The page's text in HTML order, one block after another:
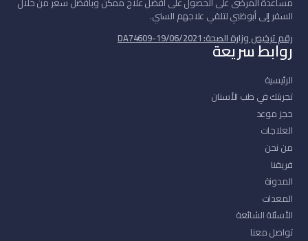
روابط سريعة
الرئيسية
تجربتك في طب الأسنان
حجز موعد
العلاجات
من نحن
فريقنا
المدونة
المعدات
الأسئلة الشائعة
تواصل معنا
السفر إلى أبوظبي لتلقي علاجهم السني.
رقم ترخيص وزارة الصحة: DA74609-19/06/2021